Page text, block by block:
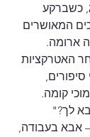
כשברקע
המאושרים
ארומה.
האטרקציות
קומה.
– אבא בעבודה,